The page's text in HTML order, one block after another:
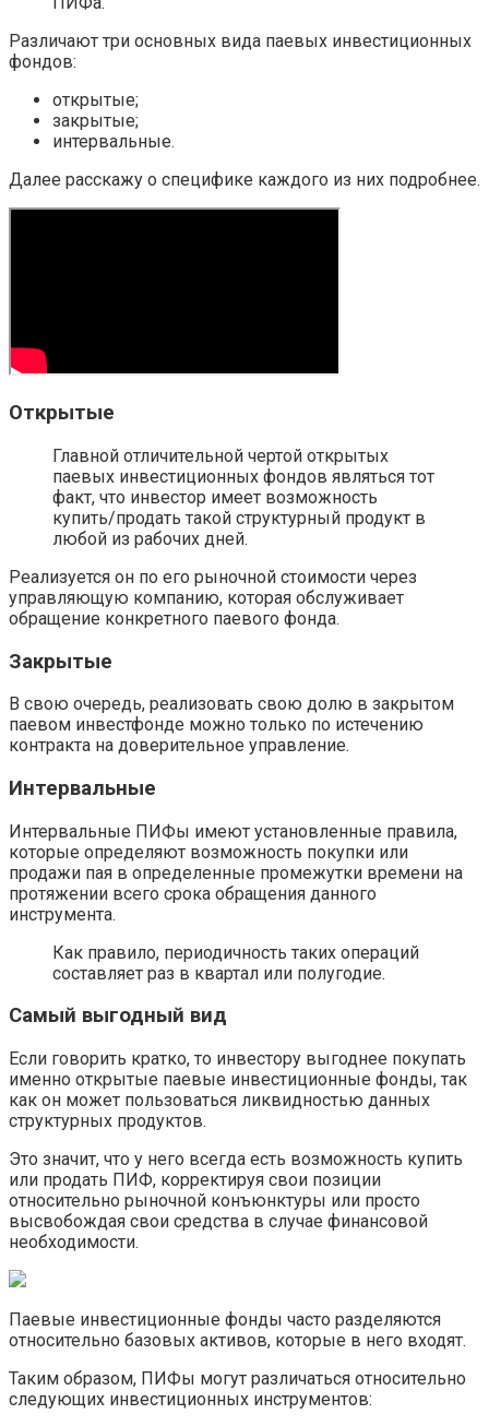
Различают три основных вида паевых инвестиционных
фондов:
открытые;
закрытые;
интервальные.
Далее расскажу о специфике каждого из них подробнее.
Открытые
Главной отличительной чертой открытых
паевых инвестиционных фондов являться тот
факт, что инвестор имеет возможность
купить/продать такой структурный продукт в
любой из рабочих дней.
Реализуется он по его рыночной стоимости через
управляющую компанию, которая обслуживает
обращение конкретного паевого фонда.
Закрытые
В свою очередь, реализовать свою долю в закрытом
паевом инвестфонде можно только по истечению
контракта на доверительное управление.
Интервальные
Интервальные ПИФы имеют установленные правила,
которые определяют возможность покупки или
продажи пая в определенные промежутки времени на
протяжении всего срока обращения данного
инструмента.
Как правило, периодичность таких операций
составляет раз в квартал или полугодие.
Самый выгодный вид
Если говорить кратко, то инвестору выгоднее покупать
именно открытые паевые инвестиционные фонды, так
как он может пользоваться ликвидностью данных
структурных продуктов.
Это значит, что у него всегда есть возможность купить
или продать ПИФ, корректируя свои позиции
относительно рыночной конъюнктуры или просто
высвобождая свои средства в случае финансовой
необходимости.
Паевые инвестиционные фонды часто разделяются
относительно базовых активов, которые в него входят.
Таким образом, ПИФы могут различаться относительно
следующих инвестиционных инструментов: